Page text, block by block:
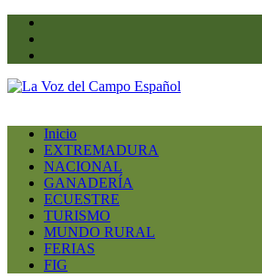
Inicio
EXTREMADURA
NACIONAL
GANADERÍA
ECUESTRE
TURISMO
MUNDO RURAL
FERIAS
FIG